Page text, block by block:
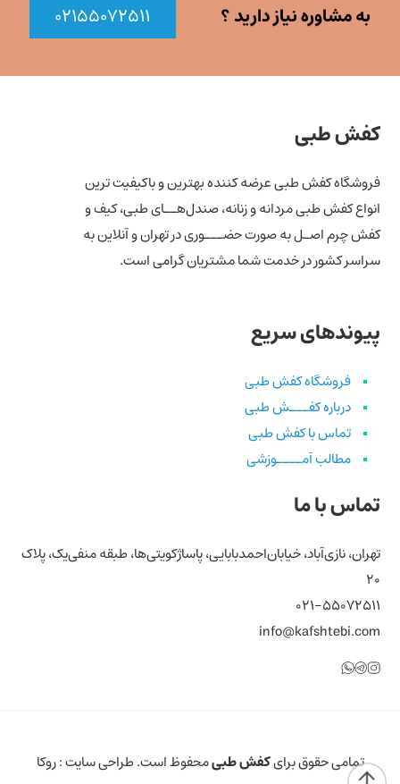
به مشاوره نیاز دارید ؟ ۰۲۱۵۵۰۷۲۵۱۱
کفش طبی
فروشگاه کفش طبی عرضه کننده بهترین و باکیفیت ترین
انواع کفش‌ طبی مردانه و زنانه، صندل‌هــای طبی، کیف و
کفش چرم اصـل به صورت حضـــوری در تهران و آنلاین به
سراسر کشور در خدمت شما مشتریان گرامی است.
پیوندهای سریع
فروشگاه کفش طبی
درباره کفـــش طبی
تماس با کفش طبی
مطالب آمــــوزشی
تماس با ما
تهران، نازی‌آباد، خیابان‌احمد‌بابایی، پاساژ‌کویتی‌ها، طبقه منفی‌یک، پلاک
۲۰
۰۲۱-۵۵۰۷۲۵۱۱
info@kafshtebi.com
اینستاگرام
تلگرام
تمامی حقوق برایکفش طبیمحفوظ است. طراحی سایت :روکا